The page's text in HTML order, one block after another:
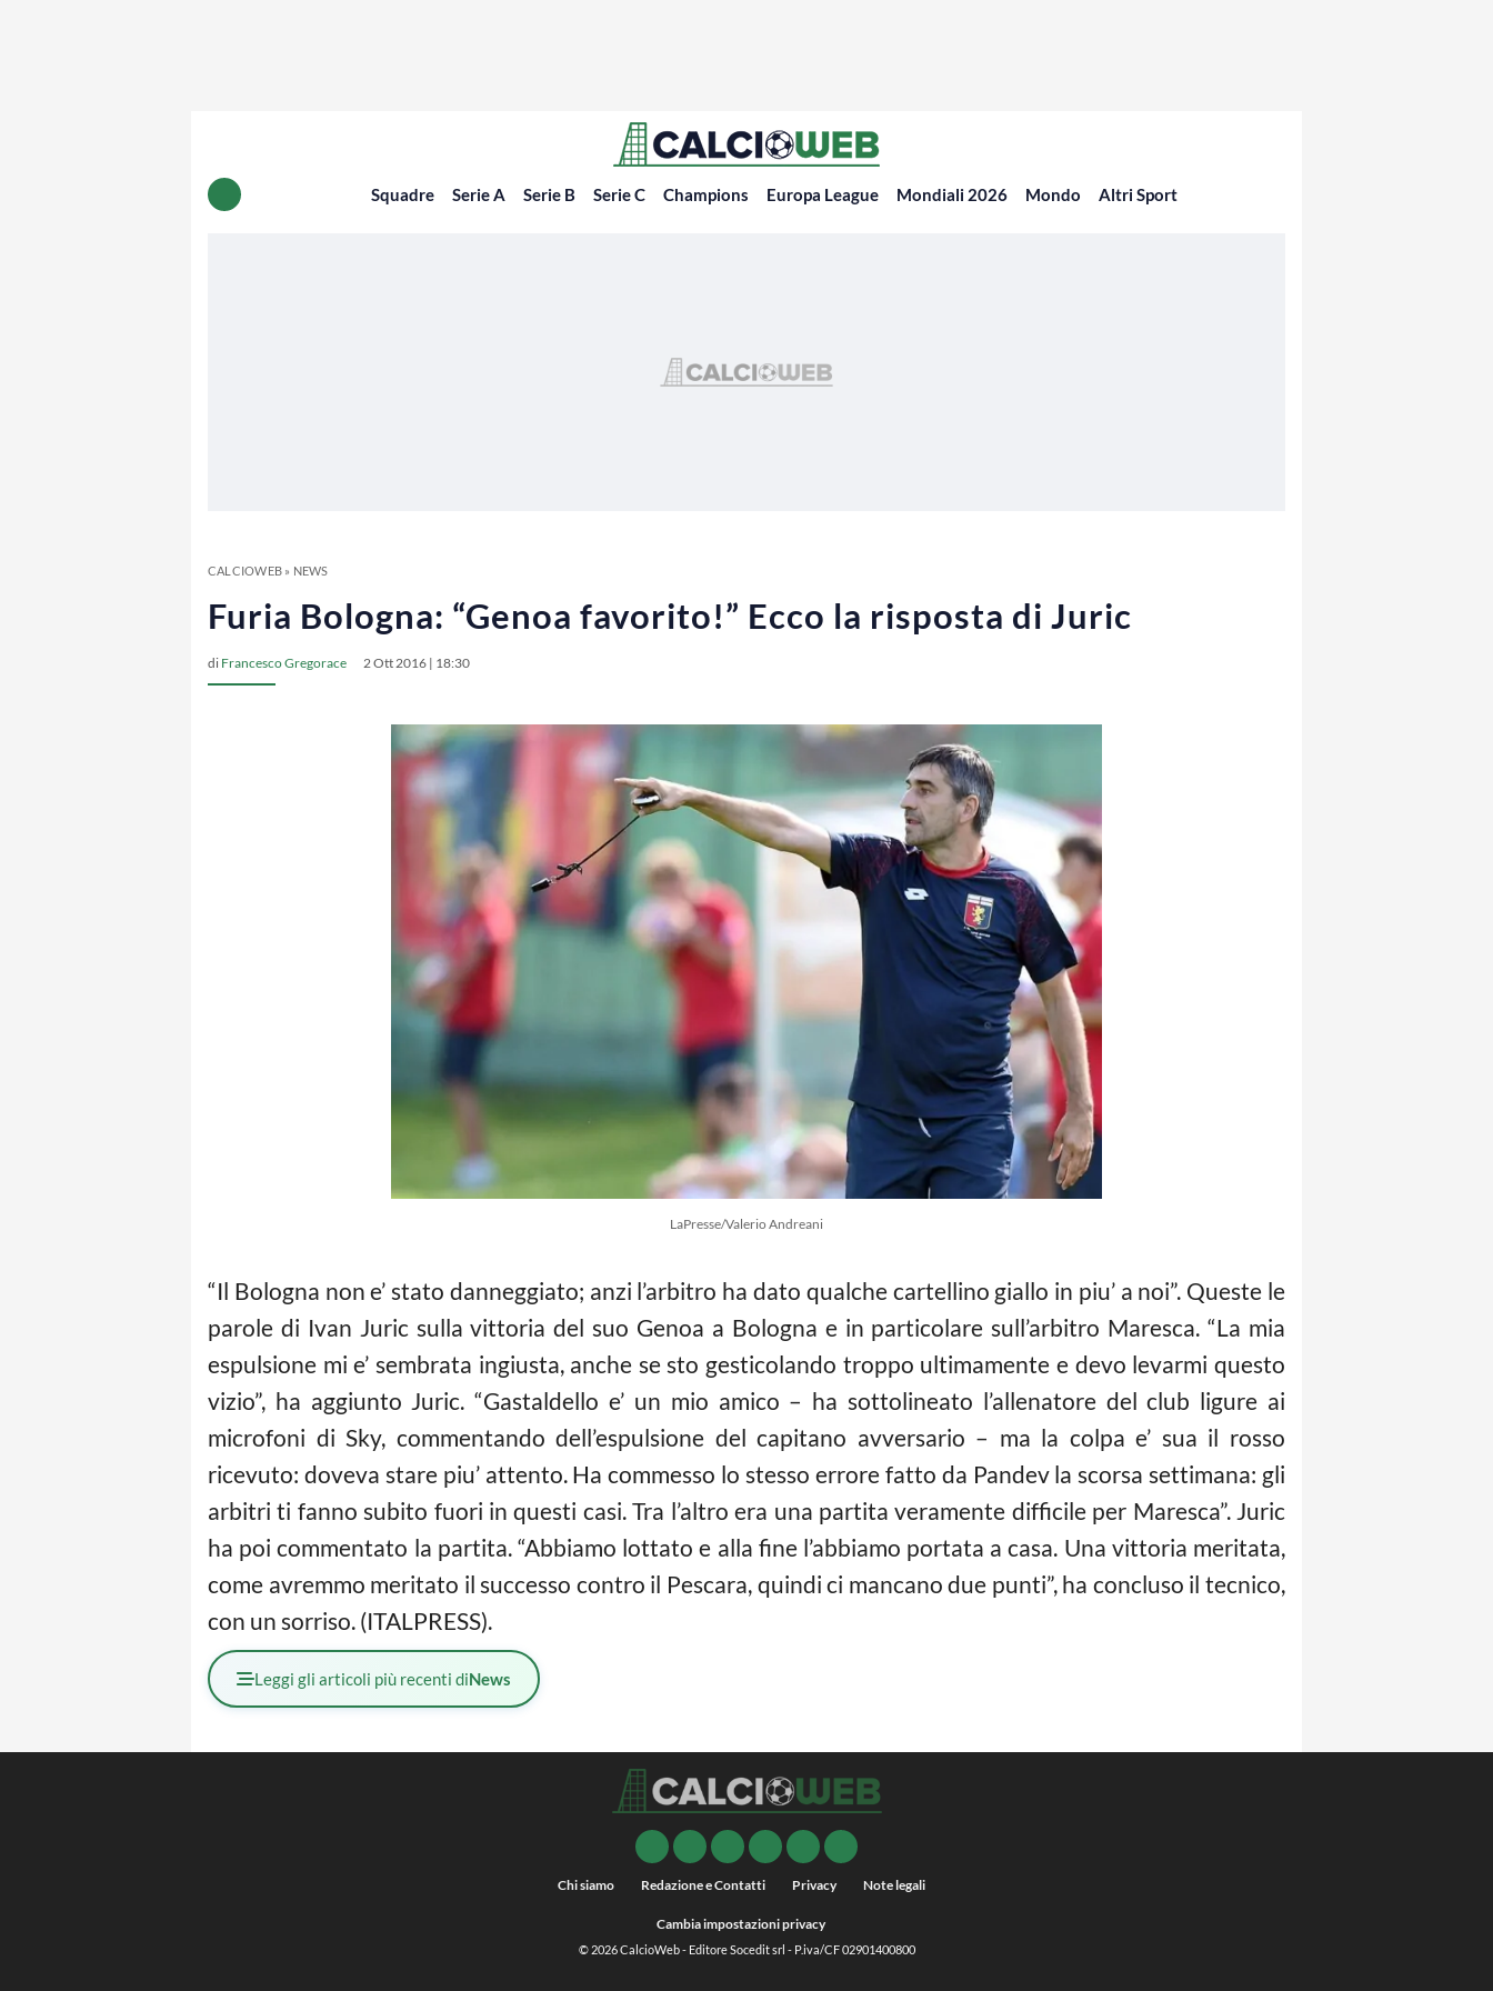
Squadre Serie A Serie B Serie C Champions Europa League Mondiali 2026 Mondo Altri Sport
CALCIOWEB» NEWS
Furia Bologna: “Genoa favorito!” Ecco la risposta di Juric
di Francesco Gregorace 2 Ott 2016 | 18:30
LaPresse/Valerio Andreani
“Il Bologna non e’ stato danneggiato; anzi l’arbitro ha dato qualche cartellino giallo in piu’ a noi”. Queste le
parole di Ivan Juric sulla vittoria del suo Genoa a Bologna e in particolare sull’arbitro Maresca. “La mia
espulsione mi e’ sembrata ingiusta, anche se sto gesticolando troppo ultimamente e devo levarmi questo
vizio”, ha aggiunto Juric. “Gastaldello e’ un mio amico – ha sottolineato l’allenatore del club ligure ai
microfoni di Sky, commentando dell’espulsione del capitano avversario – ma la colpa e’ sua il rosso
ricevuto: doveva stare piu’ attento. Ha commesso lo stesso errore fatto da Pandev la scorsa settimana: gli
arbitri ti fanno subito fuori in questi casi. Tra l’altro era una partita veramente difficile per Maresca”. Juric
ha poi commentato la partita. “Abbiamo lottato e alla fine l’abbiamo portata a casa. Una vittoria meritata,
come avremmo meritato il successo contro il Pescara, quindi ci mancano due punti”, ha concluso il tecnico,
con un sorriso. (ITALPRESS).
Leggi gli articoli più recenti diNews
Chi siamo Redazione e Contatti Privacy Note legali
Cambia impostazioni privacy
© 2026CalcioWeb- Editore Socedit srl - P.iva/CF 02901400800